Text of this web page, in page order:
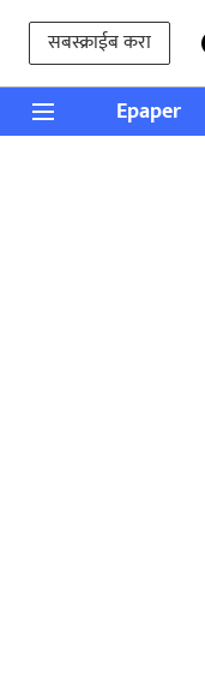
सबस्क्राईब करा
Epaper